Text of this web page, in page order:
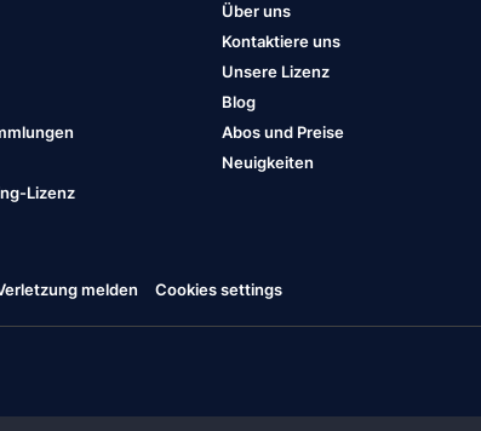
Lizenz
Über uns
Kontaktiere uns
Unsere Lizenz
Blog
Abos und Preise
Neuigkeiten
melden Cookies settings